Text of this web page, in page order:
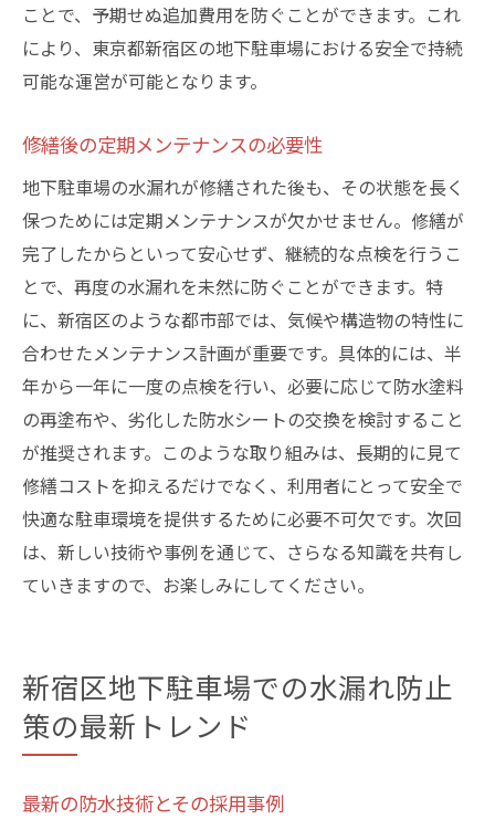
ことで、予期せぬ追加費用を防ぐことができます。これ
により、東京都新宿区の地下駐車場における安全で持続
可能な運営が可能となります。
修繕後の定期メンテナンスの必要性
地下駐車場の水漏れが修繕された後も、その状態を長く
保つためには定期メンテナンスが欠かせません。修繕が
完了したからといって安心せず、継続的な点検を行うこ
とで、再度の水漏れを未然に防ぐことができます。特
に、新宿区のような都市部では、気候や構造物の特性に
合わせたメンテナンス計画が重要です。具体的には、半
年から一年に一度の点検を行い、必要に応じて防水塗料
の再塗布や、劣化した防水シートの交換を検討すること
が推奨されます。このような取り組みは、長期的に見て
修繕コストを抑えるだけでなく、利用者にとって安全で
快適な駐車環境を提供するために必要不可欠です。次回
は、新しい技術や事例を通じて、さらなる知識を共有し
ていきますので、お楽しみにしてください。
新宿区地下駐車場での水漏れ防止
策の最新トレンド
最新の防水技術とその採用事例